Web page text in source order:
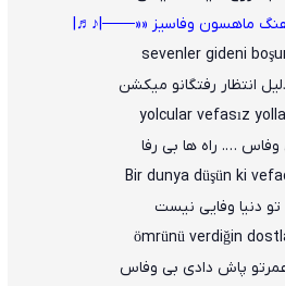
ماهسون وفاسیز ««───|♪♬|
sevenler gideni
انتظار رفتگانو میکشن
yolcular vefasız
وفاس …. راه ها بی رفا
Bir dunya düşün ki
دنیا وفایی نیست
ömrünü verdiğin
پاش دادی بی وفاس